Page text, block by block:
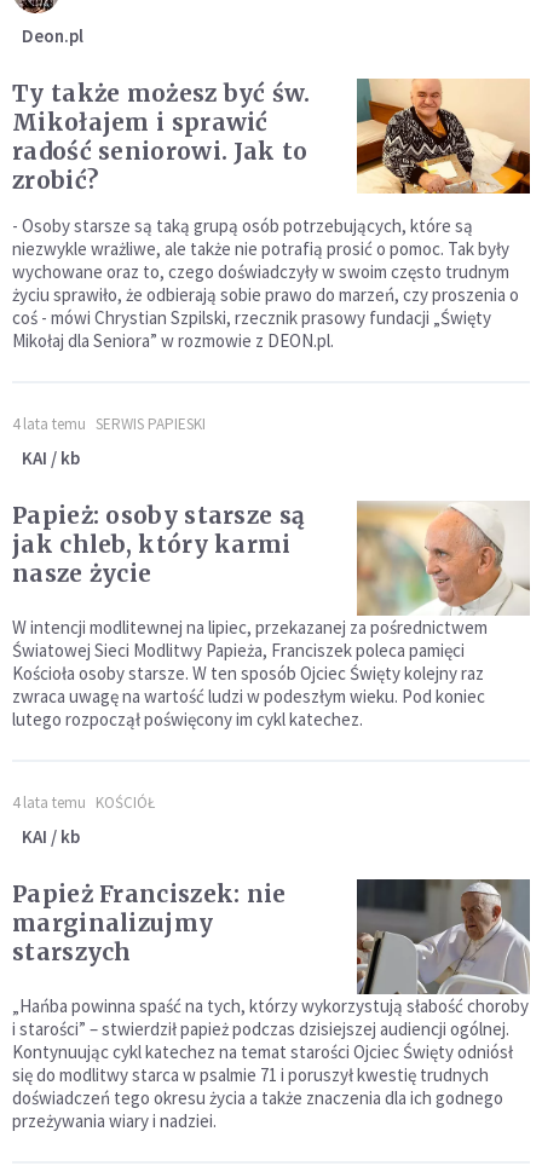
Deon.pl
Ty także możesz być św.
Mikołajem i sprawić
radość seniorowi. Jak to
zrobić?
- Osoby starsze są taką grupą osób potrzebujących, które są
niezwykle wrażliwe, ale także nie potrafią prosić o pomoc. Tak były
wychowane oraz to, czego doświadczyły w swoim często trudnym
życiu sprawiło, że odbierają sobie prawo do marzeń, czy proszenia o
coś - mówi Chrystian Szpilski, rzecznik prasowy fundacji „Święty
Mikołaj dla Seniora” w rozmowie z DEON.pl.
4 lata temu SERWIS PAPIESKI
KAI / kb
Papież: osoby starsze są
jak chleb, który karmi
nasze życie
W intencji modlitewnej na lipiec, przekazanej za pośrednictwem
Światowej Sieci Modlitwy Papieża, Franciszek poleca pamięci
Kościoła osoby starsze. W ten sposób Ojciec Święty kolejny raz
zwraca uwagę na wartość ludzi w podeszłym wieku. Pod koniec
lutego rozpoczął poświęcony im cykl katechez.
4 lata temu KOŚCIÓŁ
KAI / kb
Papież Franciszek: nie
marginalizujmy
starszych
„Hańba powinna spaść na tych, którzy wykorzystują słabość choroby
i starości” – stwierdził papież podczas dzisiejszej audiencji ogólnej.
Kontynuując cykl katechez na temat starości Ojciec Święty odniósł
się do modlitwy starca w psalmie 71 i poruszył kwestię trudnych
doświadczeń tego okresu życia a także znaczenia dla ich godnego
przeżywania wiary i nadziei.